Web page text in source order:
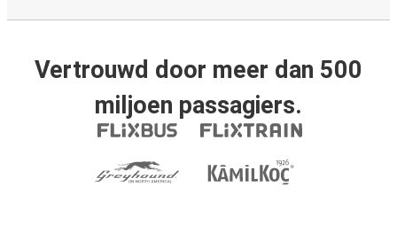
Vertrouwd door meer dan 500
miljoen passagiers.